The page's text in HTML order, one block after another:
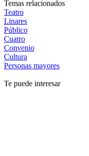
Temas relacionados
Teatro
Linares
Público
Cuatro
Convenio
Cultura
Personas mayores
Te puede interesar